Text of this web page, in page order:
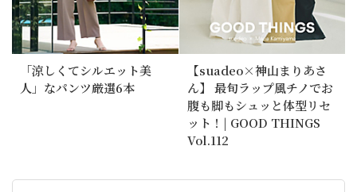
「涼しくてシルエット美
人」なパンツ厳選6本
【suadeo×神山まりあさ
ん】 最旬ラップ風チノでお
腹も脚もシュッと体型リセ
ット！| GOOD THINGS
Vol.112